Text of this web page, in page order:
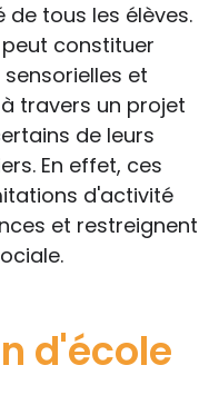
tous les élèves.
peut constituer
et
travers un projet
de leurs
En effet, ces
d'activité
et restreignent
d'école